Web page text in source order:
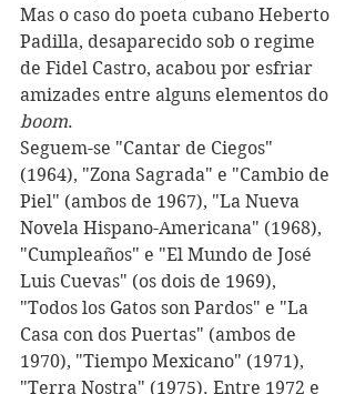
Mas o caso do poeta cubano Heberto
Padilla, desaparecido sob o regime
de Fidel Castro, acabou por esfriar
amizades entre alguns elementos do
boom.
Seguem-se "Cantar de Ciegos"
(1964), "Zona Sagrada" e "Cambio de
Piel" (ambos de 1967), "La Nueva
Novela Hispano-Americana" (1968),
"Cumpleaños" e "El Mundo de José
Luis Cuevas" (os dois de 1969),
"Todos los Gatos son Pardos" e "La
Casa con dos Puertas" (ambos de
1970), "Tiempo Mexicano" (1971),
"Terra Nostra" (1975). Entre 1972 e